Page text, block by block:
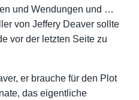
und Wendungen und …
von Jeffery Deaver sollte
vor der letzten Seite zu
er brauche für den Plot
das eigentliche